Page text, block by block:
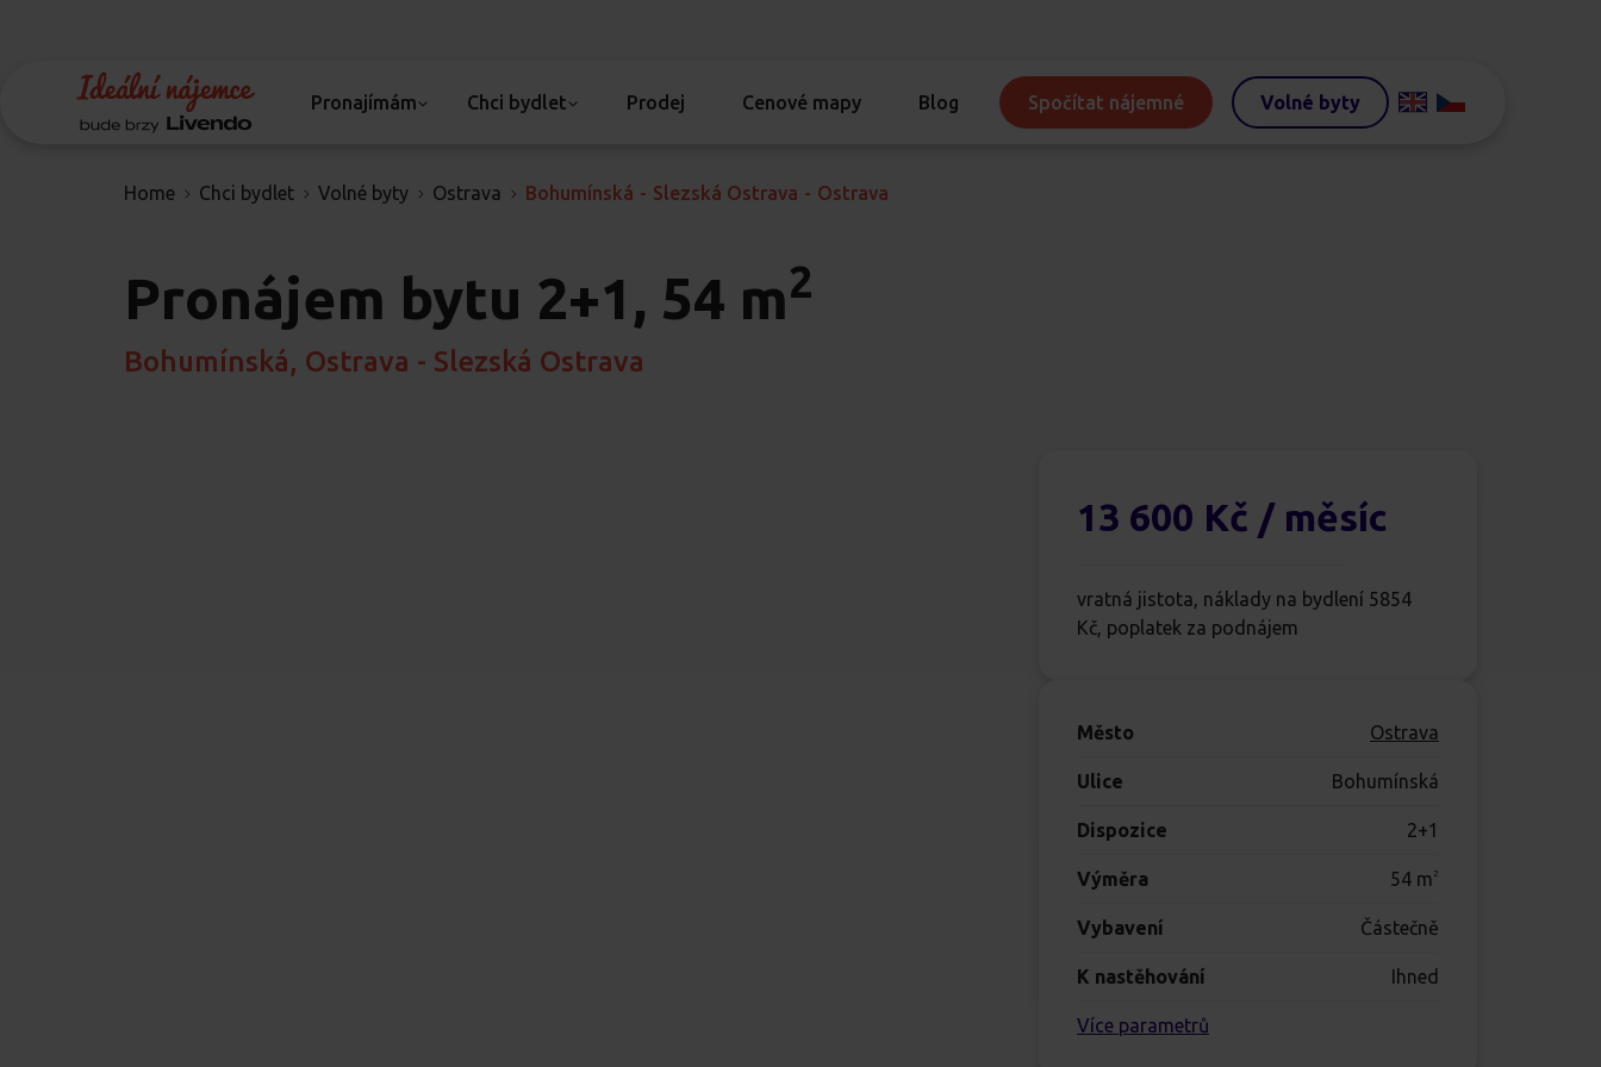
Pronajímám Chci bydlet Prodej Cenové mapy Blog Spočítat nájemné Volné byty
Home Chci bydlet Volné byty Ostrava Bohumínská - Slezská Ostrava - Ostrava
Pronájem bytu 2+1, 54 m2
Bohumínská, Ostrava - Slezská Ostrava
13 600 Kč / měsíc
vratná jistota, náklady na bydlení 5854
Kč, poplatek za podnájem
Město Ostrava
Ulice Bohumínská
Dispozice 2+1
Výměra 54 m 2
Vybavení Částečně
K nastěhování Ihned
Více parametrů